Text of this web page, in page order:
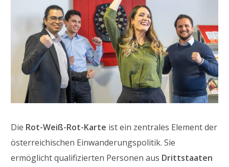
Die Rot-Weiß-Rot-Karte ist ein zentrales Element der
österreichischen Einwanderungspolitik. Sie
ermöglicht qualifizierten Personen aus Drittstaaten